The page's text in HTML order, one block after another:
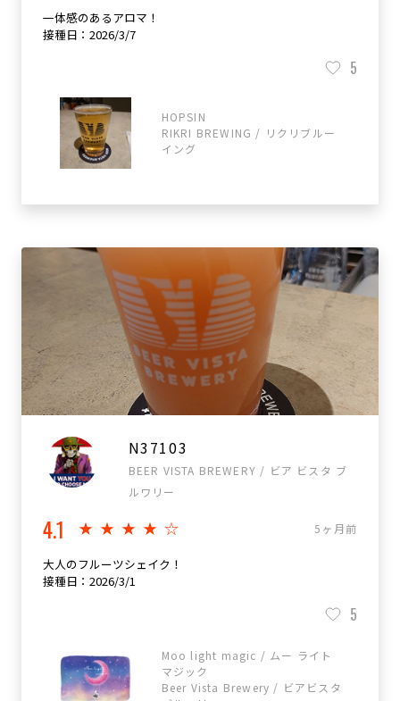
一体感のあるアロマ！
接種日：2026/3/7
5
HOPSIN
RIKRI BREWING / リクリブルー
イング
N37103
BEER VISTA BREWERY / ビア ビスタ ブ
ルワリー
4.1 ★★★★☆ 5ヶ月前
大人のフルーツシェイク！
接種日：2026/3/1
5
Moo light magic / ムー ライト
マジック
Beer Vista Brewery / ビアビスタ